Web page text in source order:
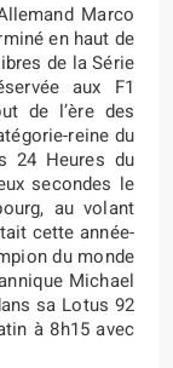
Marco
en haut de
de la Série
aux F1
de l’ère des
reine du
24 Heures du
secondes le
au volant
cette année-
du monde
Michael
sa Lotus 92
à 8h15 avec